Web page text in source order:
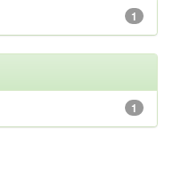
1
1